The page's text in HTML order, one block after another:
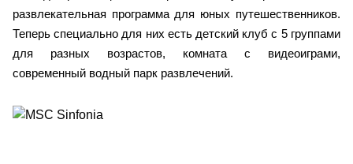
развлекательная программа для юных путешественников.
Теперь специально для них есть детский клуб с 5 группами
для разных возрастов, комната с видеоиграми,
современный водный парк развлечений.